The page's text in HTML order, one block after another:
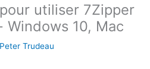
utiliser 7Zipper
Windows 10, Mac
Peter Trudeau